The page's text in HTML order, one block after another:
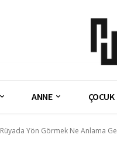
ANNE ÇOCUK
Rüyada Yön Görmek Ne Anlama